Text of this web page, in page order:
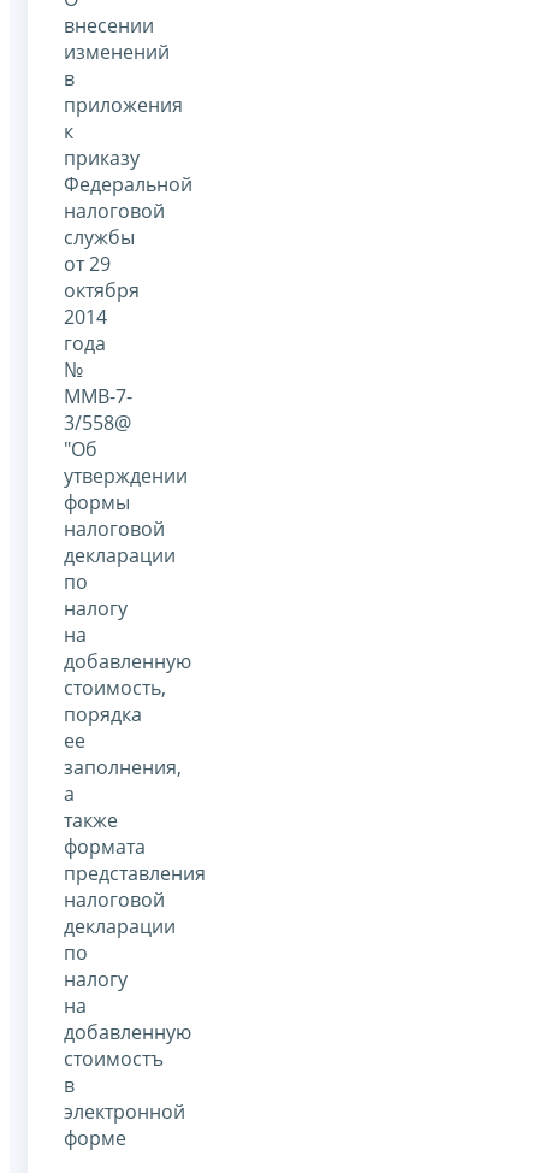
внесении
изменений
в
приложения
к
приказу
Федеральной
налоговой
службы
от 29
октября
2014
года
№
ММВ-7-
3/558@
"Об
утверждении
формы
налоговой
декларации
по
налогу
на
добавленную
стоимость,
порядка
ее
заполнения,
а
также
формата
представления
налоговой
декларации
по
налогу
на
добавленную
стоимостъ
в
электронной
форме